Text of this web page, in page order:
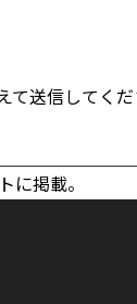
送信してくだ
掲載。